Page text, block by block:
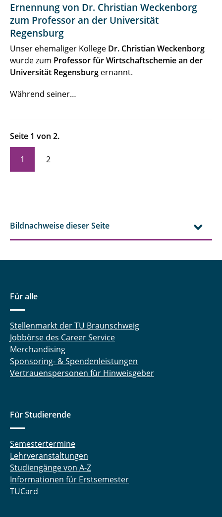
Ernennung von Dr. Christian Weckenborg
zum Professor an der Universität
Regensburg
Unser ehemaliger Kollege Dr. Christian Weckenborg
wurde zum Professor für Wirtschaftschemie an der
Universität Regensburg ernannt.
Während seiner…
Seite 1 von 2.
1 2
Bildnachweise dieser Seite
Für alle
Stellenmarkt der TU Braunschweig
Jobbörse des Career Service
Merchandising
Sponsoring- & Spendenleistungen
Vertrauenspersonen für Hinweisgeber
Für Studierende
Semestertermine
Lehrveranstaltungen
Studiengänge von A-Z
Informationen für Erstsemester
TUCard